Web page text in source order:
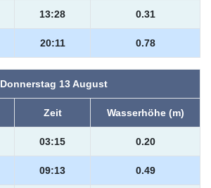
13:28 0.31
20:11 0.78
Donnerstag 13 August
Zeit Wasserhöhe (m)
03:15 0.20
09:13 0.49